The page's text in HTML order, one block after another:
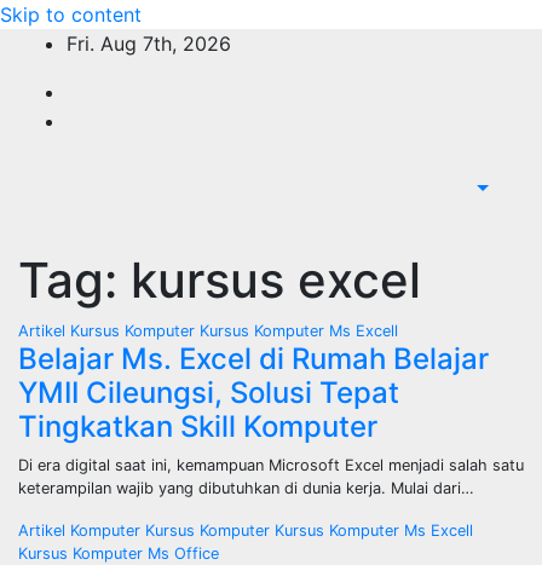
Skip to content
Fri. Aug 7th, 2026
Tag: kursus excel
Artikel Kursus Komputer Kursus Komputer Ms Excell
Belajar Ms. Excel di Rumah Belajar
YMII Cileungsi, Solusi Tepat
Tingkatkan Skill Komputer
Di era digital saat ini, kemampuan Microsoft Excel menjadi salah satu
keterampilan wajib yang dibutuhkan di dunia kerja. Mulai dari…
Artikel Komputer Kursus Komputer Kursus Komputer Ms Excell
Kursus Komputer Ms Office